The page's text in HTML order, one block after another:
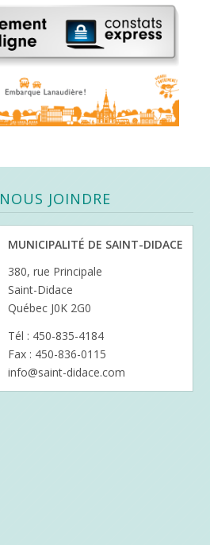
NOUS JOINDRE
MUNICIPALITÉ DE SAINT-DIDACE
380, rue Principale
Saint-Didace
Québec J0K 2G0
Tél : 450-835-4184
Fax : 450-836-0115
info@saint-didace.com